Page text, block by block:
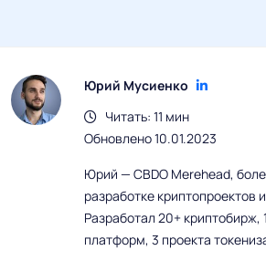
Юрий Мусиенко
Читать: 11 мин
Обновлено 10.01.2023
Юрий — CBDO Merehead,
разработке криптопроектов
Разработал 20+ криптобирж,
платформ, 3 проекта